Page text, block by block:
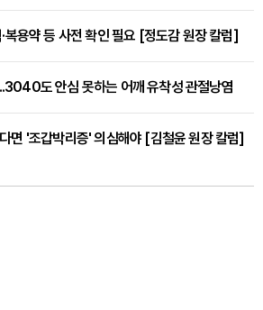
복용약 등 사전 확인 필요 [정도감 원장 칼럼]
도 안심 못하는 어깨 유착성 관절낭염
면 '조갑박리증' 의심해야 [김철윤 원장 칼럼]